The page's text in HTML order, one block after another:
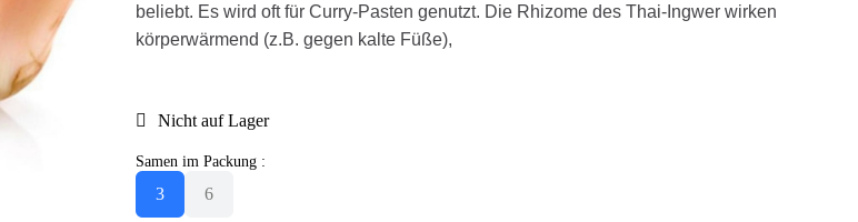
beliebt. Es wird oft für Curry-Pasten genutzt. Die Rhizome des Thai-Ingwer wirken
körperwärmend (z.B. gegen kalte Füße),
Nicht auf Lager
Samen im Packung :
3 6